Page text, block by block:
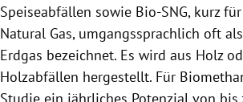
Speiseabfällen sowie Bio-SNG, kurz
Natural Gas, umgangssprachlich oft
Erdgas bezeichnet. Es wird aus Holz
Holzabfällen hergestellt. Für
Studie ein jährliches Potenzial von bis